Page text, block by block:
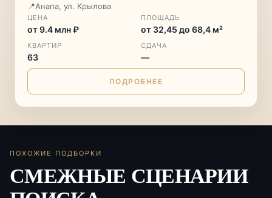
📍Анапа, ул. Крылова
ЦЕНА
от 9.4 млн ₽
ПЛОЩАДЬ
от 32,45 до 68,4 м²
КВАРТИР
63
СДАЧА
—
ПОДРОБНЕЕ
ПОХОЖИЕ ПОДБОРКИ
СМЕЖНЫЕ СЦЕНАРИИ